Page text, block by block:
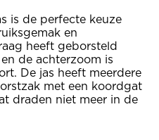
is de perfecte keuze
en
heeft geborsteld
de achterzoom is
De jas heeft meerdere
met een koordgat
draden niet meer in de